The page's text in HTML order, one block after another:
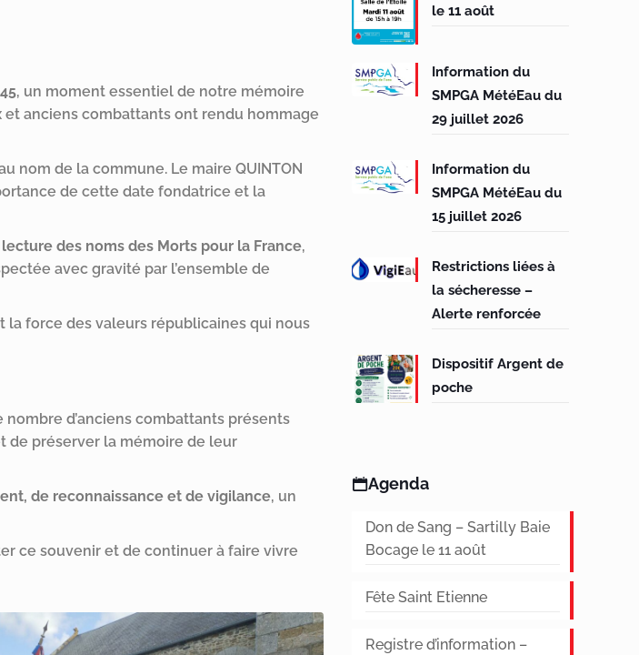
, un moment essentiel de notre mémoire
anciens combattants ont rendu hommage
nom de la commune. Le maire QUINTON
de cette date fondatrice et la
lecture des noms des Morts pour la France,
avec gravité par l’ensemble de
la force des valeurs républicaines qui nous
d’anciens combattants présents
de préserver la mémoire de leur
de reconnaissance et de vigilance, un
ce souvenir et de continuer à faire vivre
le 11 août
Information du
SMPGA MétéEau du
29 juillet 2026
Information du
SMPGA MétéEau du
15 juillet 2026
Restrictions liées à
la sécheresse –
Alerte renforcée
Dispositif Argent de
poche
Agenda
Don de Sang – Sartilly Baie
Bocage le 11 août
Fête Saint Etienne
Registre d’information –